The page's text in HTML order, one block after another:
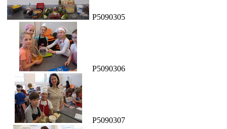
P5090305
P5090306
P5090307